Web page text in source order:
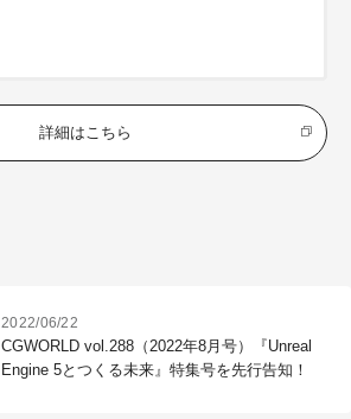
詳細はこちら
2022/06/22
CGWORLD vol.288（2022年8月号）『Unreal
Engine 5とつくる未来』特集号を先行告知！